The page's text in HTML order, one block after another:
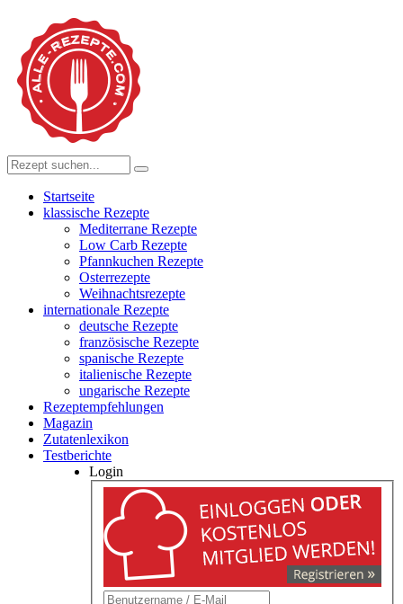
Startseite
klassische Rezepte
Mediterrane Rezepte
Low Carb Rezepte
Pfannkuchen Rezepte
Osterrezepte
Weihnachtsrezepte
internationale Rezepte
deutsche Rezepte
französische Rezepte
spanische Rezepte
italienische Rezepte
ungarische Rezepte
Rezeptempfehlungen
Magazin
Zutatenlexikon
Testberichte
Login